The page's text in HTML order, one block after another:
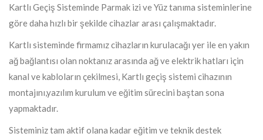
Kartlı Geçiş Sisteminde Parmak izi ve Yüz tanıma sisteminlerine
göre daha hızlı bir şekilde cihazlar arası çalışmaktadır.
Kartlı sisteminde firmamız cihazların kurulacağı yer ile en yakın
ağ bağlantısı olan noktanız arasında ağ ve elektrik hatları için
kanal ve kabloların çekilmesi, Kartlı geçiş sistemi cihazının
montajını,yazılım kurulum ve eğitim sürecini baştan sona
yapmaktadır.
Sisteminiz tam aktif olana kadar eğitim ve teknik destek